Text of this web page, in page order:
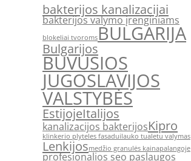
bakterijos kanalizacijai
bakterijos valymo įrenginiams
blokeliai tvoromsBULGARIJA
Bulgarijos
BUVUSIOS
JUGOSLAVIJOS
VALSTYBĖS
EstijojeItalijos
kanalizacijos bakterijosKipro
klinkerio plyteles fasaduilauko tualetu valymas
Lenkijosmedžio granulės kainapalangoje
profesionalios seo paslaugos